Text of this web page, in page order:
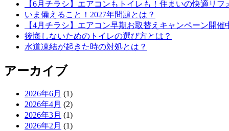
【6月チラシ】エアコンもトイレも！住まいの快適リフ
いま備えること！2027年問題とは？
【4月チラシ】エアコン早期お取替えキャンペーン開催
後悔しないためのトイレの選び方とは？
水道凍結が起きた時の対処とは？
アーカイブ
2026年6月 (1)
2026年4月 (2)
2026年3月 (1)
2026年2月 (1)